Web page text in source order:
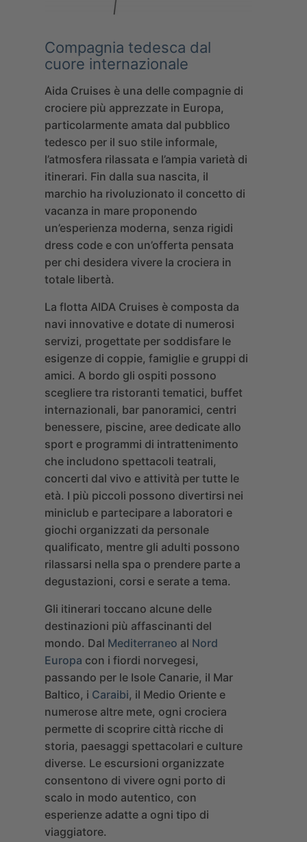
Compagnia tedesca dal
cuore internazionale
Aida Cruises è una delle compagnie di
crociere più apprezzate in Europa,
particolarmente amata dal pubblico
tedesco per il suo stile informale,
l’atmosfera rilassata e l’ampia varietà di
itinerari. Fin dalla sua nascita, il
marchio ha rivoluzionato il concetto di
vacanza in mare proponendo
un’esperienza moderna, senza rigidi
dress code e con un’offerta pensata
per chi desidera vivere la crociera in
totale libertà.
La flotta AIDA Cruises è composta da
navi innovative e dotate di numerosi
servizi, progettate per soddisfare le
esigenze di coppie, famiglie e gruppi di
amici. A bordo gli ospiti possono
scegliere tra ristoranti tematici, buffet
internazionali, bar panoramici, centri
benessere, piscine, aree dedicate allo
sport e programmi di intrattenimento
che includono spettacoli teatrali,
concerti dal vivo e attività per tutte le
età. I più piccoli possono divertirsi nei
miniclub e partecipare a laboratori e
giochi organizzati da personale
qualificato, mentre gli adulti possono
rilassarsi nella spa o prendere parte a
degustazioni, corsi e serate a tema.
Gli itinerari toccano alcune delle
destinazioni più affascinanti del
mondo. Dal Mediterraneo al Nord
Europa con i fiordi norvegesi,
passando per le Isole Canarie, il Mar
Baltico, i Caraibi, il Medio Oriente e
numerose altre mete, ogni crociera
permette di scoprire città ricche di
storia, paesaggi spettacolari e culture
diverse. Le escursioni organizzate
consentono di vivere ogni porto di
scalo in modo autentico, con
esperienze adatte a ogni tipo di
viaggiatore.